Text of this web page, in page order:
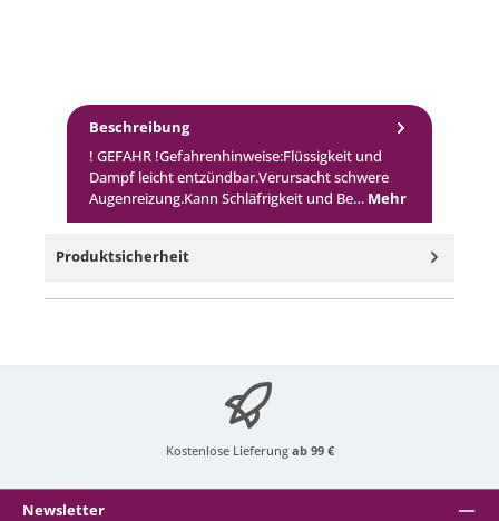
Beschreibung
! GEFAHR !Gefahrenhinweise:Flüssigkeit und
Dampf leicht entzündbar.Verursacht schwere
Augenreizung.Kann Schläfrigkeit und Be… Mehr
Produktsicherheit
Kostenlose Lieferung ab 99 €
Newsletter